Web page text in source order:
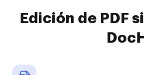
Edición de PDF